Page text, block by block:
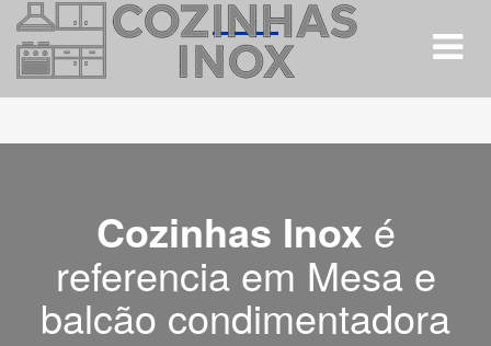
Cozinhas Inox é
referencia em Mesa e
balcão condimentadora